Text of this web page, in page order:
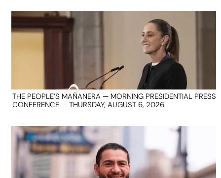
THE PEOPLE’S MAÑANERA — MORNING PRESIDENTIAL PRESS
CONFERENCE — THURSDAY, AUGUST 6, 2026